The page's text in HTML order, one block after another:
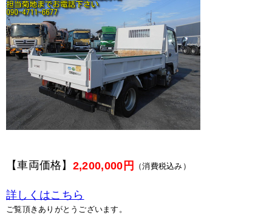
【車両価格】 2,200,000円 （消費税込み）
詳しくはこちら
ご覧頂きありがとうございます。